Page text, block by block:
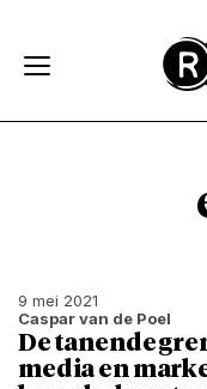
9 mei 2021
Caspar van de Poel
De tanende
media en